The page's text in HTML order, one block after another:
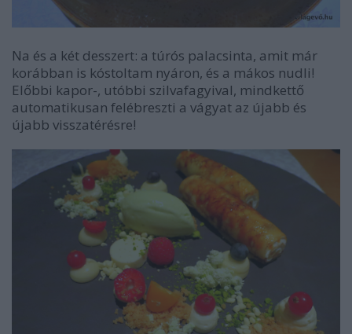
Na és a két desszert: a túrós palacsinta, amit már
korábban is kóstoltam nyáron, és a mákos nudli!
Előbbi kapor-, utóbbi szilvafagyival, mindkettő
automatikusan felébreszti a vágyat az újabb és
újabb visszatérésre!